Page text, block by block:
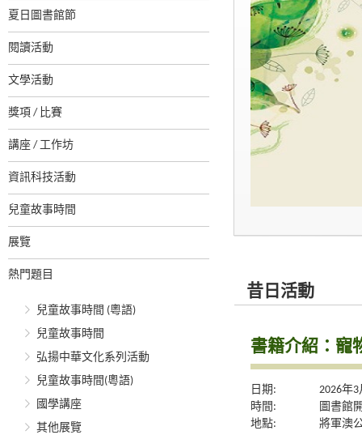
夏日圖書館節
閱讀活動
文學活動
獎項 / 比賽
講座 / 工作坊
資訊科技活動
兒童故事時間
展覽
熱門題目
兒童故事時間 (粵語)
兒童故事時間
弘揚中華文化系列活動
兒童故事時間(粵語)
國學講座
其他展覽
昔日活動
書籍介紹：寵
日期:
2026年
時間:
圖書館
地點:
將軍澳